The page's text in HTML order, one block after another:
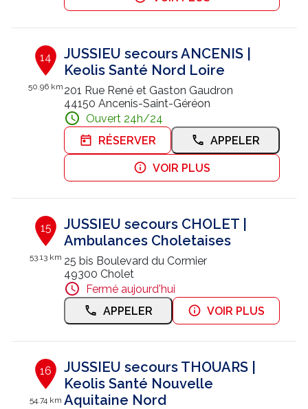
14
50.96 km
JUSSIEU secours ANCENIS |
Keolis Santé Nord Loire
201 Rue René et Gaston Gaudron
44150 Ancenis-Saint-Géréon
Ouvert 24h/24
RÉSERVER
APPELER
VOIR PLUS
15
53.13 km
JUSSIEU secours CHOLET |
Ambulances Choletaises
25 bis Boulevard du Cormier
49300 Cholet
Fermé aujourd'hui
APPELER
VOIR PLUS
16
54.74 km
JUSSIEU secours THOUARS |
Keolis Santé Nouvelle
Aquitaine Nord